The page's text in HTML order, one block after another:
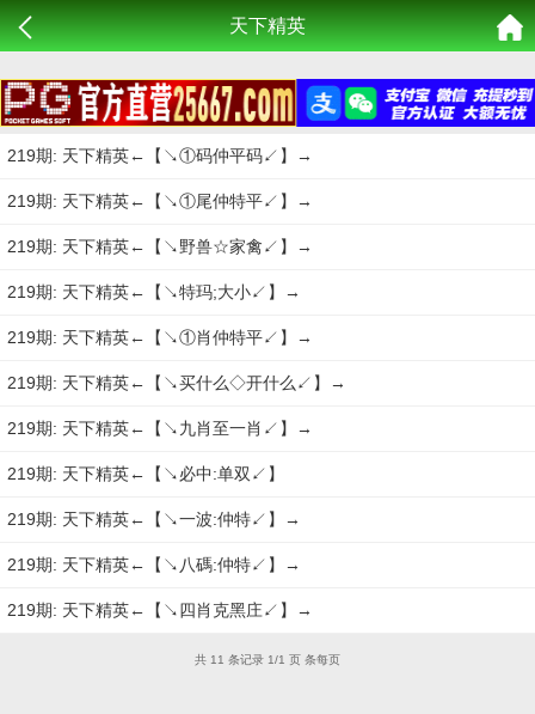
天下精英
219期: 天下精英←【↘①码仲平码↙】→
219期: 天下精英←【↘①尾仲特平↙】→
219期: 天下精英←【↘野兽☆家禽↙】→
219期: 天下精英←【↘特玛;大小↙】→
219期: 天下精英←【↘①肖仲特平↙】→
219期: 天下精英←【↘买什么◇开什么↙】→
219期: 天下精英←【↘九肖至一肖↙】→
219期: 天下精英←【↘必中:单双↙】
219期: 天下精英←【↘一波:仲特↙】→
219期: 天下精英←【↘八碼:仲特↙】→
219期: 天下精英←【↘四肖克黑庄↙】→
共 11 条记录 1/1 页 条每页